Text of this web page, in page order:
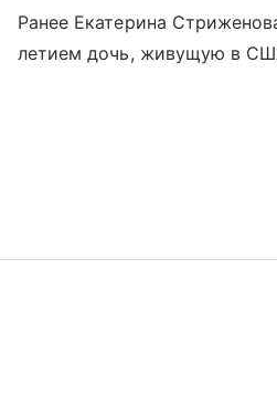
Ранее Екатерина
летием дочь, живущую в